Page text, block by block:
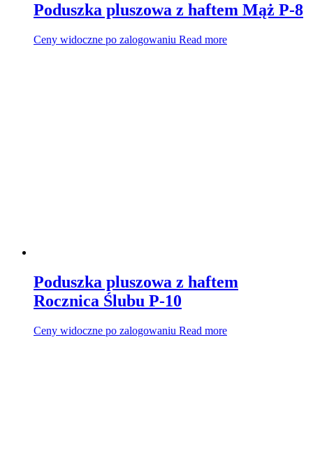
Poduszka pluszowa z haftem Mąż P-8
Ceny widoczne po zalogowaniu Read more
Poduszka pluszowa z haftem
Rocznica Ślubu P-10
Ceny widoczne po zalogowaniu Read more